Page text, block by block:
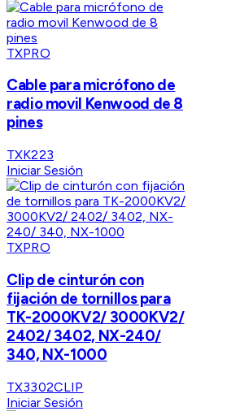
TXPRO
Cable para micrófono de
radio movil Kenwood de 8
pines
TXK223
Iniciar Sesión
TXPRO
Clip de cinturón con
fijación de tornillos para
TK-2000KV2/ 3000KV2/
2402/ 3402, NX-240/
340, NX-1000
TX3302CLIP
Iniciar Sesión